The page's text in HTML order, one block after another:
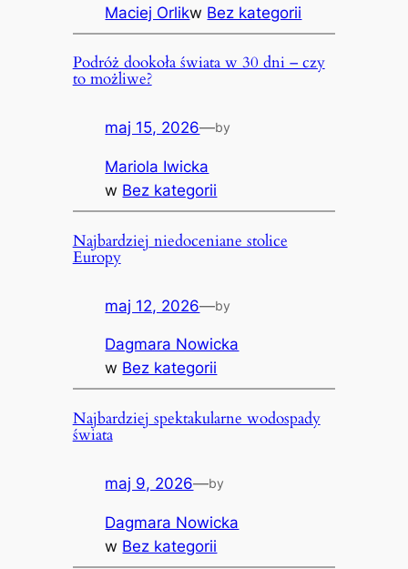
Maciej Orlikw Bez kategorii
Podróż dookoła świata w 30 dni – czy
to możliwe?
maj 15, 2026—by
Mariola Iwicka
w Bez kategorii
Najbardziej niedoceniane stolice
Europy
maj 12, 2026—by
Dagmara Nowicka
w Bez kategorii
Najbardziej spektakularne wodospady
świata
maj 9, 2026—by
Dagmara Nowicka
w Bez kategorii